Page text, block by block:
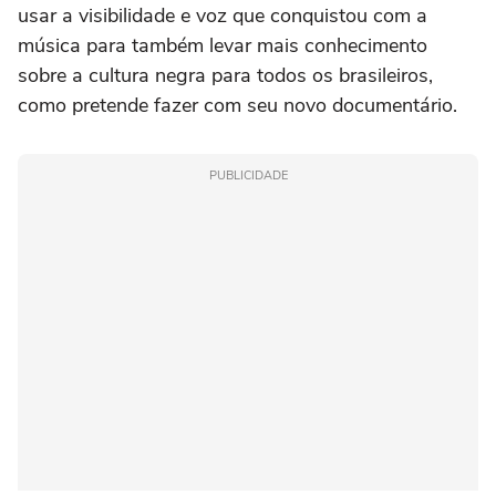
usar a visibilidade e voz que conquistou com a
música para também levar mais conhecimento
sobre a cultura negra para todos os brasileiros,
como pretende fazer com seu novo documentário.
PUBLICIDADE